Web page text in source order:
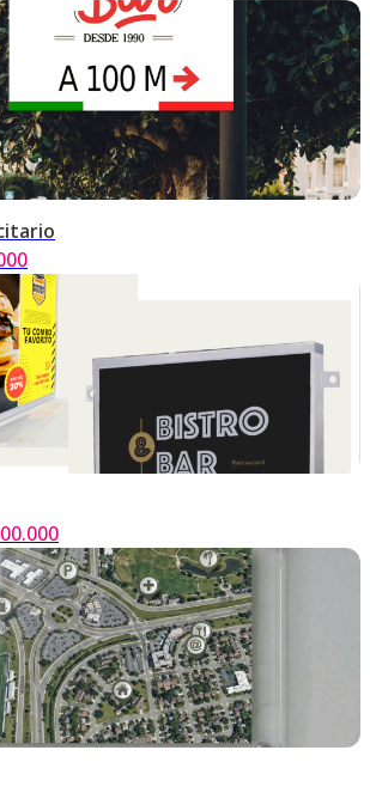
Rango
de
precios:
desde
₲630.000
hasta
₲820.000
Rango
de
precios:
desde
₲1.450.000
hasta
₲2.000.000